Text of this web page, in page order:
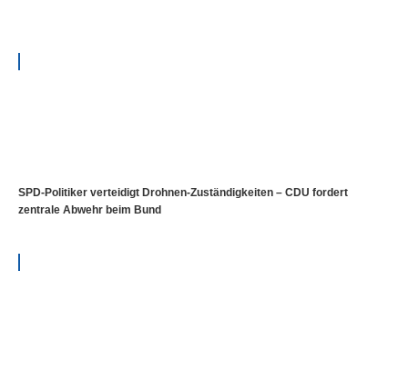
SPD-Politiker verteidigt Drohnen-Zuständigkeiten – CDU fordert
zentrale Abwehr beim Bund